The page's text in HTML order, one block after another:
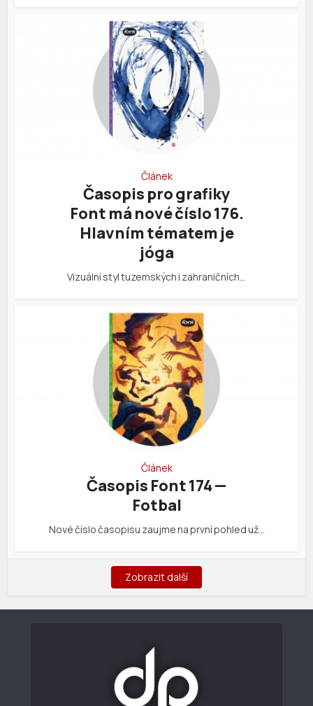
Článek
Časopis pro grafiky
Font má nové číslo 176.
Hlavním tématem je
jóga
Vizuální styl tuzemských i zahraničních…
Článek
Časopis Font 174 —
Fotbal
Nové číslo časopisu zaujme na první pohled už…
Zobrazit další